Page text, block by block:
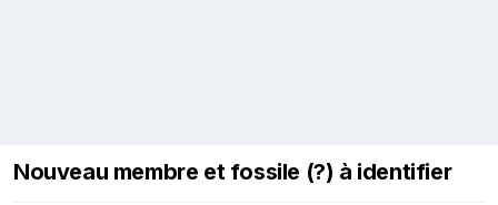
Nouveau membre et fossile (?) à identifier